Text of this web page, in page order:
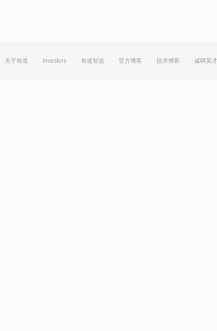
关于有道 Investors 有道智选 官方博客 技术博客 诚聘英才